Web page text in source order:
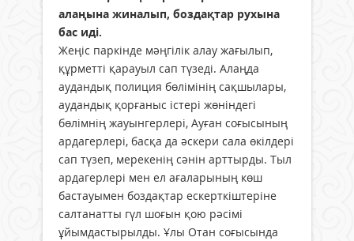
алаңына жиналып, боздақтар рухына
бас иді.
Жеңіс паркінде мәңгілік алау жағылып,
құрметті қарауыл сап түзеді. Алаңда
аудандық полиция бөлімінің сақшылары,
аудандық қорғаныс істері жөніндегі
бөлімнің жауынгерлері, Ауған соғысының
ардагерлері, басқа да әскери сала өкілдері
сап түзеп, мерекенің сәнін арттырды. Тыл
ардагерлері мен ел ағаларының көш
бастауымен боздақтар ескерткіштеріне
салтанатты гүл шоғын қою рәсімі
ұйымдастырылды. Ұлы Отан соғысында